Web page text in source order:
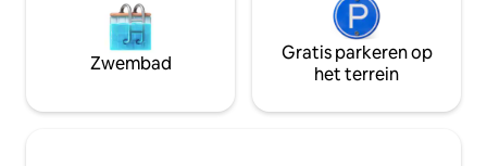
Zwembad
Gratis parkeren op
het terrein